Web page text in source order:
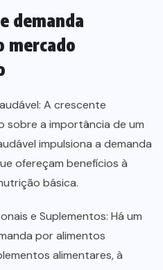
demanda
mercado
A crescente
sobre a importância de um
impulsiona a demanda
ofereçam benefícios à
básica.
e Suplementos: Há um
por alimentos
alimentares, à